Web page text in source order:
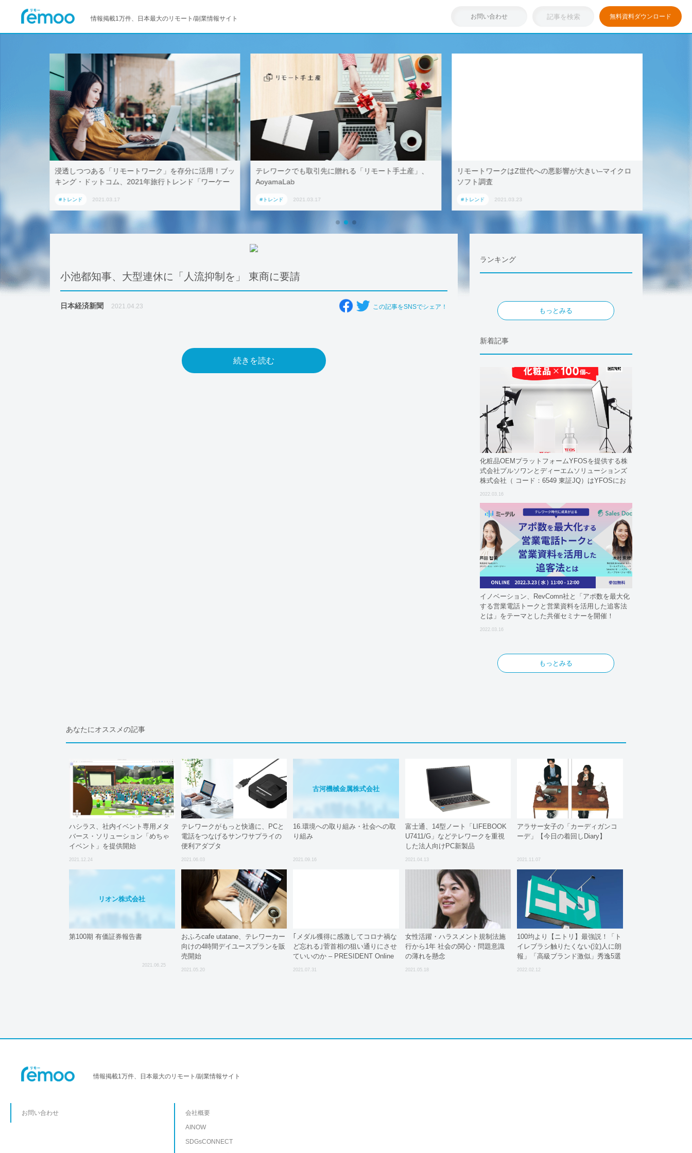
情報掲載1万件、日本最大のリモート/副業情報サイト お問い合わせ 無料資料ダウンロード
つつある「リモートワーク」を存分に活用！ブッ
・ドットコム、2021年旅行トレンド「ワーケー
」におすすめの国内宿泊施設5選
テレワークでも取引先に贈れる「リモート手土産」、
AoyamaLab
リモートワークはZ世代への悪影響が大きい–マイクロ
浸透しつつある「リモートワ
小池都知事、大型連休に「人流抑制を」 東商に要請
日本経済新聞 2021.04.23 この記事をSNSでシェア！
続きを読む
ランキング
もっとみる
新着記事
化粧品OEMプラットフォームYFOSを提供する株
式会社プルソワンとディーエムソリューションズ
株式会社（ コード：6549 東証JQ）はYFOSにお
2022.03.16
イノベーション、RevComn社と「アポ数を最大化
する営業電話トークと営業資料を活用した追客法
とは」をテーマとした共催セミナーを開催！
2022.03.16
もっとみる
あなたにオススメの記事
ハシラス、社内イベント専用メタ
バース・ソリューション「めちゃ
イベント」を提供開始
2021.12.24
テレワークがもっと快適に、PCと
電話をつなげるサンワサプライの
便利アダプタ
2021.06.03
古河機械金属株式会社
16.環境への取り組み・社会への取
り組み
2021.09.16
富士通、14型ノート「LIFEBOOK
U7411/G」などテレワークを重視
した法人向けPC新製品
2021.04.13
アラサー女子の「カーディガンコ
ーデ」【今日の着回しDiary】
2021.11.07
リオン株式会社
第100期 有価証券報告書
2021.06.25
おふろcafe utatane、テレワーカー
向けの4時間デイユースプランを販
売開始
2021.05.20
｢メダル獲得に感激してコロナ禍な
ど忘れる｣菅首相の狙い通りにさせ
ていいのか – PRESIDENT Online
2021.07.31
女性活躍・ハラスメント規制法施
行から1年 社会の関心・問題意識
の薄れを懸念
2021.05.18
100均より【ニトリ】最強説！「ト
イレブラシ触りたくない(泣)人に朗
報」「高級ブランド激似」秀逸5選
2022.02.12
情報掲載1万件、日本最大のリモート/副業情報サイト
お問い合わせ
会社概要
AINOW
SDGsCONNECT